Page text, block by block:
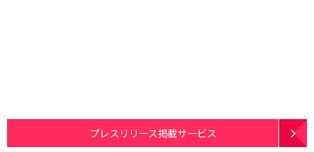
プレスリリース掲載サービス